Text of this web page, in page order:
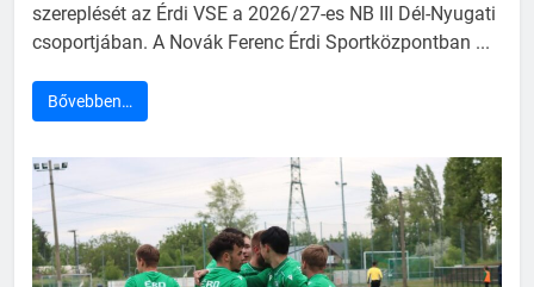
szereplését az Érdi VSE a 2026/27-es NB III Dél-Nyugati
csoportjában. A Novák Ferenc Érdi Sportközpontban ...
Bővebben…